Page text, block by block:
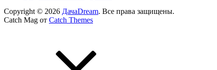
Copyright © 2026 ДачаDream. Все права защищены.
Catch Mag от Catch Themes